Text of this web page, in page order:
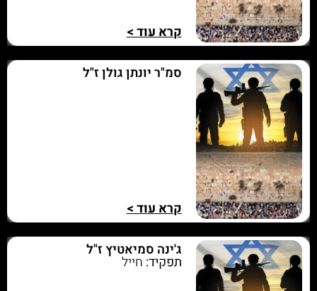
קרא עוד >
סמ"ר יונתן גולן ז"ל
קרא עוד >
ג'ינה סמיאטיץ ז"ל
תפקיד: חייל